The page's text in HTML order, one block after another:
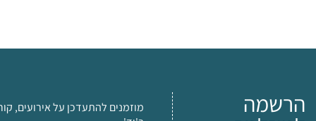
הרשמה
מוזמנים להתעדכן על אירועים,